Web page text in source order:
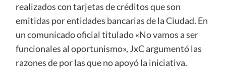
realizados con tarjetas de créditos que son
emitidas por entidades bancarias de la Ciudad. En
un comunicado oficial titulado «No vamos a ser
funcionales al oportunismo», JxC argumentó las
razones de por las que no apoyó la iniciativa.